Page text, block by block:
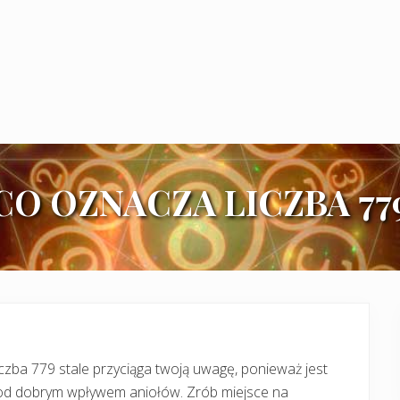
OZNACZA LICZBA
779 stale przyciąga twoją uwagę, ponieważ jest
dobrym wpływem aniołów. Zrób miejsce na